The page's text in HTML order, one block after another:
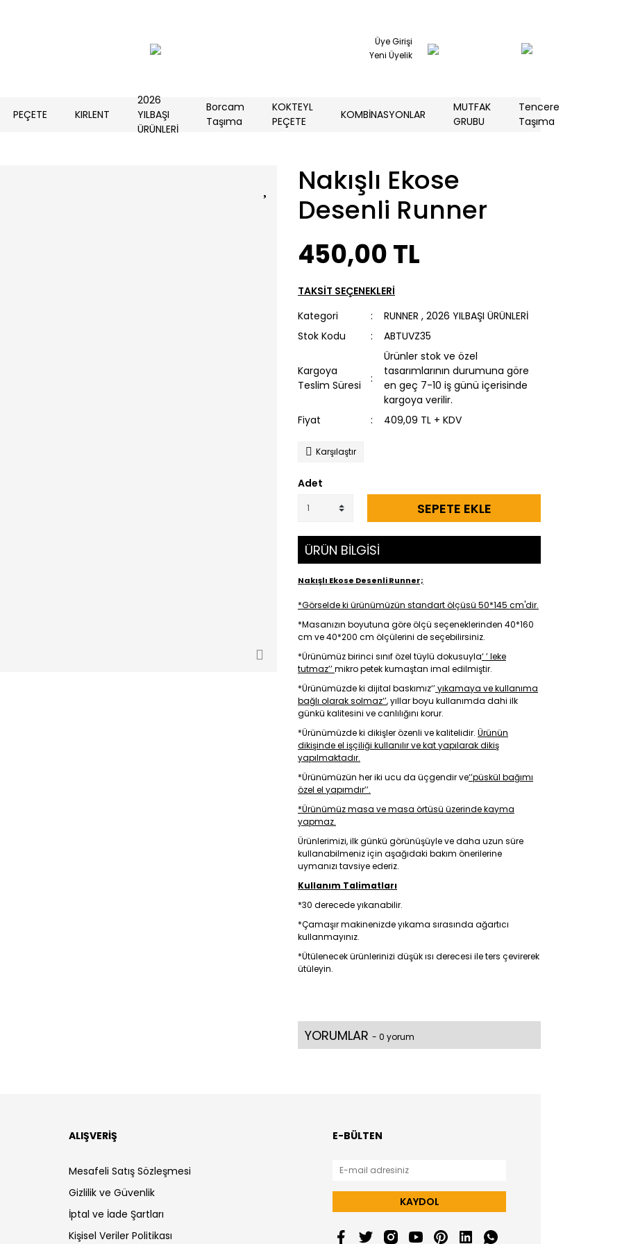
Üye Girişi
Yeni Üyelik
PEÇETE KIRLENT
2026
YILBAŞI
ÜRÜNLERİ
Borcam
Taşıma
KOKTEYL
PEÇETE
KOMBİNASYONLAR
MUTFAK
GRUBU
Tencere
Taşıma
Nakışlı Ekose
Desenli Runner
450,00 TL
TAKSİT SEÇENEKLERİ
Kategori
RUNNER , 2026 YILBAŞI ÜRÜNLERİ
Stok Kodu
ABTUVZ35
Kargoya
Teslim Süresi
Ürünler stok ve özel
tasarımlarının durumuna göre
en geç 7-10 iş günü içerisinde
kargoya verilir.
Fiyat
409,09 TL + KDV
Karşılaştır
Adet
SEPETE EKLE
ÜRÜN BİLGİSİ
Nakışlı Ekose Desenli Runner;
*Görselde ki ürünümüzün standart ölçüsü 50*145 cm'dir.
*Masanızın boyutuna göre ölçü seçeneklerinden 40*160
cm ve 40*200 cm ölçülerini de seçebilirsiniz.
*Ürünümüz birinci sınıf özel tüylü dokusuyla‘ ’ leke
tutmaz’’mikro petek kumaştan imal edilmiştir.
*Ürünümüzde ki dijital baskımız‘’yıkamaya ve kullanıma
bağlı olarak solmaz‘’, yıllar boyu kullanımda dahi ilk
günkü kalitesini ve canlılığını korur.
*Ürünümüzde ki dikişler özenli ve kalitelidir. Ürünün
dikişinde el işçiliği kullanılır ve kat yapılarak dikiş
yapılmaktadır.
*Ürünümüzün her iki ucu da üçgendir ve‘’püskül bağımı
özel el yapımdır’’.
*Ürünümüz masa ve masa örtüsü üzerinde kayma
yapmaz.
Ürünlerimizi, ilk günkü görünüşüyle ve daha uzun süre
kullanabilmeniz için aşağıdaki bakım önerilerine
uymanızı tavsiye ederiz.
Kullanım Talimatları
*30 derecede yıkanabilir.
*Çamaşır makinenizde yıkama sırasında ağartıcı
kullanmayınız.
*Ütülenecek ürünlerinizi düşük ısı derecesi ile ters çevirerek
ütüleyin.
YORUMLAR - 0 yorum
ALIŞVERİŞ
Mesafeli Satış Sözleşmesi
Gizlilik ve Güvenlik
İptal ve İade Şartları
Kişisel Veriler Politikası
E-BÜLTEN
KAYDOL